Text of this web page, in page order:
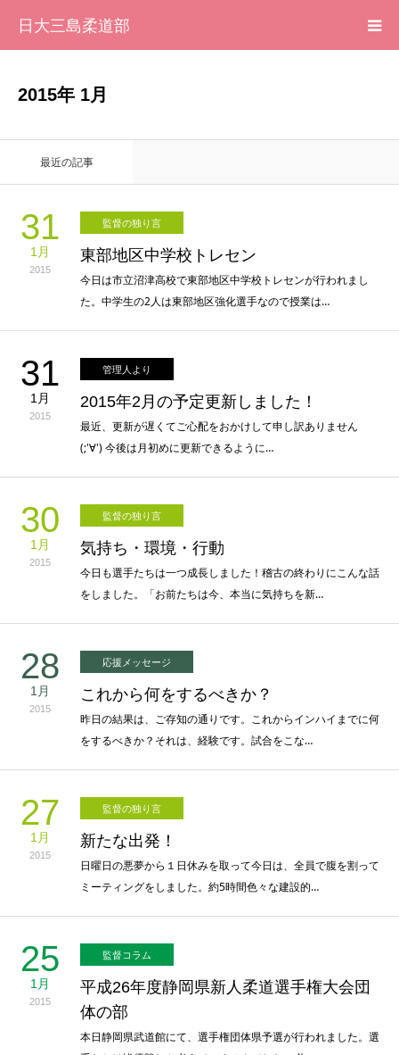
日大三島柔道部
2015年 1月
最近の記事
31
1月
2015
監督の独り言
東部地区中学校トレセン
今日は市立沼津高校で東部地区中学校トレセンが行われまし
た。中学生の2人は東部地区強化選手なので授業は…
31
1月
2015
管理人より
2015年2月の予定更新しました！
最近、更新が遅くてご心配をおかけして申し訳ありません
(;'∀') 今後は月初めに更新できるように…
30
1月
2015
監督の独り言
気持ち・環境・行動
今日も選手たちは一つ成長しました！稽古の終わりにこんな話
をしました。「お前たちは今、本当に気持ちを新…
28
1月
2015
応援メッセージ
これから何をするべきか？
昨日の結果は、ご存知の通りです。これからインハイまでに何
をするべきか？それは、経験です。試合をこな…
27
1月
2015
監督の独り言
新たな出発！
日曜日の悪夢から１日休みを取って今日は、全員で腹を割って
ミーティングをしました。約5時間色々な建設的…
25
1月
2015
監督コラム
平成26年度静岡県新人柔道選手権大会団
体の部
本日静岡県武道館にて、選手権団体県予選が行われました。選
大会記録
写真集
応援メッセージ一覧